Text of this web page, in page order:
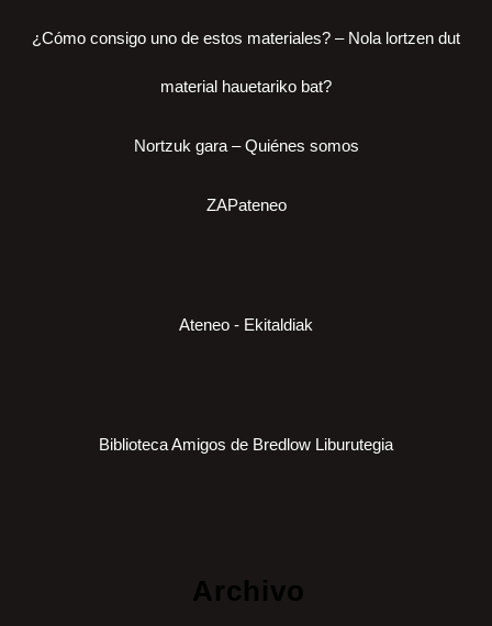
¿Cómo consigo uno de estos materiales? – Nola lortzen dut
material hauetariko bat?
Nortzuk gara – Quiénes somos
ZAPateneo
Ateneo - Ekitaldiak
Biblioteca Amigos de Bredlow Liburutegia
Archivo